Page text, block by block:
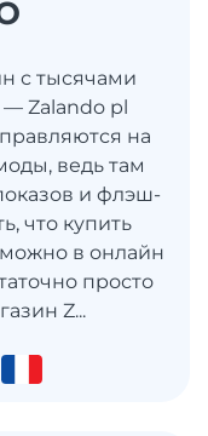
с тысячами
Zalando pl
на
ведь там
и флэш-
что купить
в онлайн
просто
Z...